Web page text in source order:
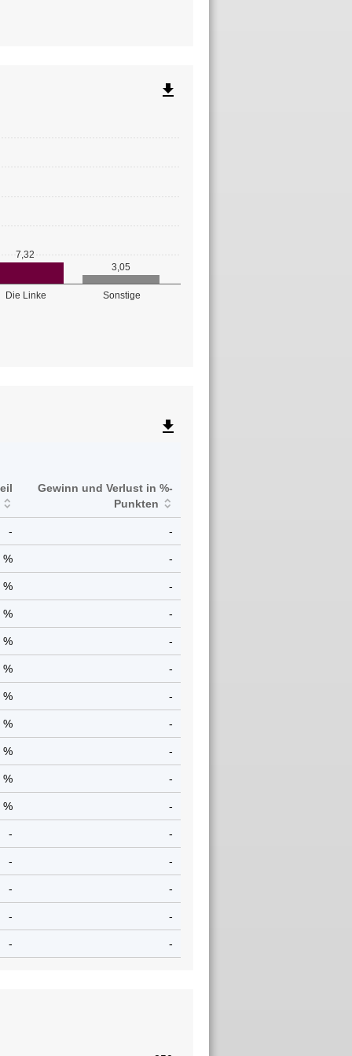
Die Linke Sonstige
7,32
3,05
file_download
file_download
Gewinn und Verlust in %-
Punkten
- -
% -
% -
% -
% -
% -
% -
% -
% -
% -
% -
- -
- -
- -
- -
- -